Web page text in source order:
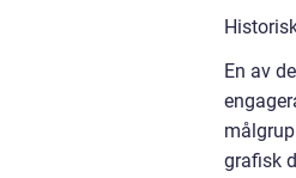
En av
grafisk